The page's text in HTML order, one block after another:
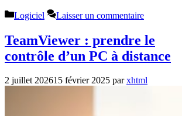
Catégories
Logiciel Laisser un commentaire
TeamViewer : prendre le
contrôle d’un PC à distance
2 juillet 202615 février 2025 parxhtml